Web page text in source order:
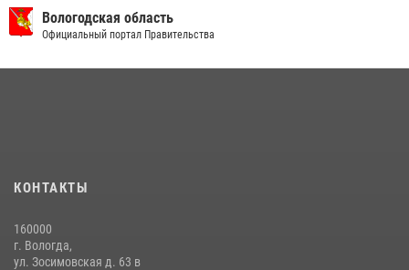
Вологодская область
Официальный портал Правительства
КОНТАКТЫ
160000
г. Вологда,
ул. Зосимовская д. 63 в